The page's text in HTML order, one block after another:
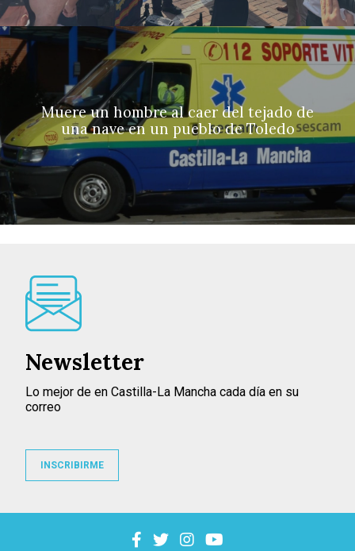
Muere un hombre al caer del tejado de
una nave en un pueblo de Toledo
Newsletter
Lo mejor de en Castilla-La Mancha cada día en su
correo
INSCRIBIRME